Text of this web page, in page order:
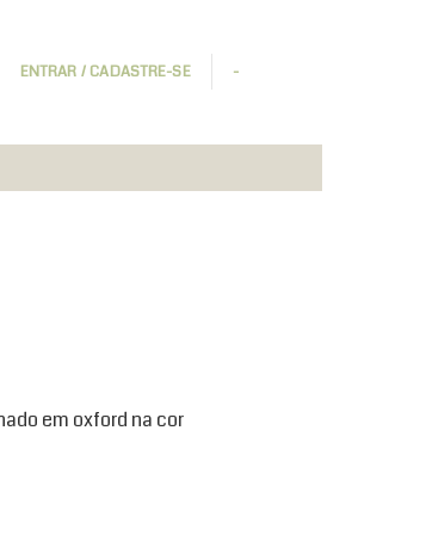
ENTRAR / CADASTRE-SE -
em oxford na cor